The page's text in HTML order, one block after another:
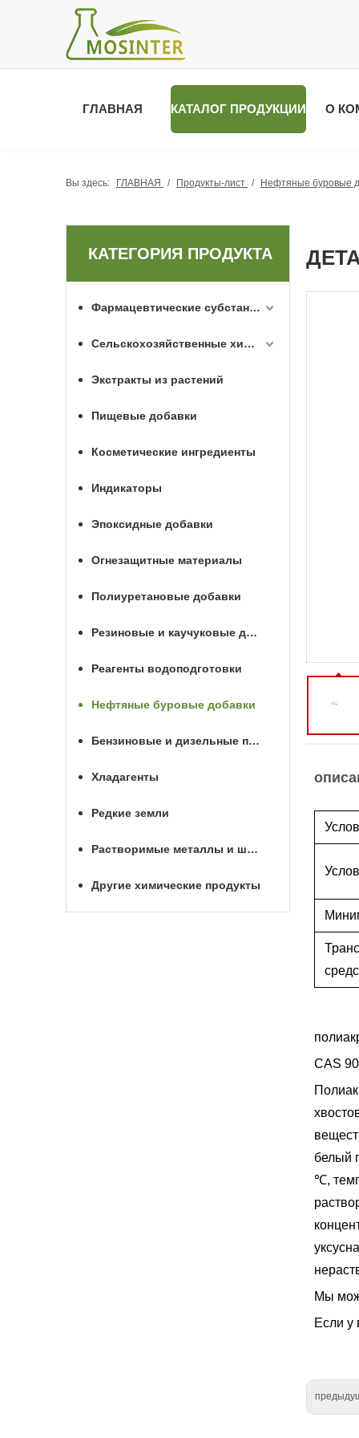
ГЛАВНАЯ КАТАЛОГ ПРОДУКЦИИ О
Вы здесь: ГЛАВНАЯ / Продукты-лист / Нефтяные буровые
КАТЕГОРИЯ ПРОДУКТА
Фармацевтические субстанции API
Сельскохозяйственные химикаты
Экстракты из растений
Пищевые добавки
Косметические ингредиенты
Индикаторы
Эпоксидные добавки
Огнезащитные материалы
Полиуретановые добавки
Резиновые и каучуковые добавки
Реагенты водоподготовки
Нефтяные буровые добавки
Бензиновые и дизельные присадки
Хладагенты
Редкие земли
Растворимые металлы и шары для МГРП
Другие химические продукты
CAS
белый
℃,
Мы
Если у